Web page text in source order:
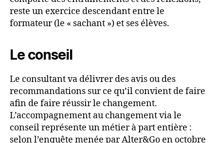
reste un exercice descendant entre le
formateur (le « sachant ») et ses élèves.
Le conseil
Le consultant va délivrer des avis ou des
recommandations sur ce qu’il convient de faire
afin de faire réussir le changement.
L’accompagnement au changement via le
conseil représente un métier à part entière :
selon l’enquête menée par Alter&Go en octobre